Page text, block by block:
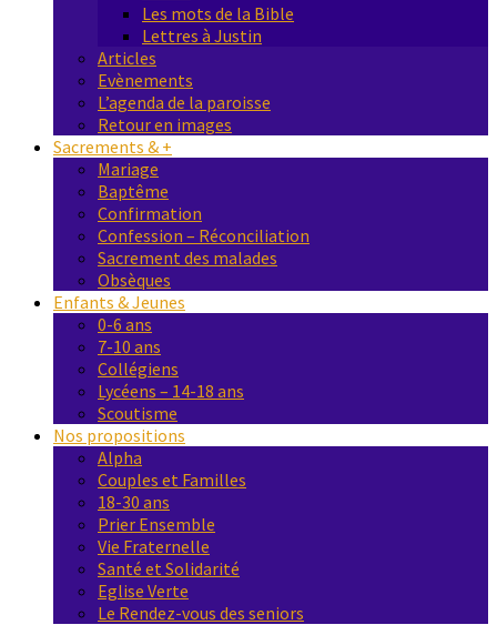
Les mots de la Bible
Lettres à Justin
Articles
Evènements
L’agenda de la paroisse
Retour en images
Sacrements & +
Mariage
Baptême
Confirmation
Confession – Réconciliation
Sacrement des malades
Obsèques
Enfants & Jeunes
0-6 ans
7-10 ans
Collégiens
Lycéens – 14-18 ans
Scoutisme
Nos propositions
Alpha
Couples et Familles
18-30 ans
Prier Ensemble
Vie Fraternelle
Santé et Solidarité
Eglise Verte
Le Rendez-vous des seniors